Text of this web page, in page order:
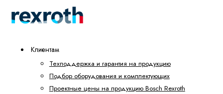
Клиентам
Техподдержка и гарантия на продукцию
Подбор оборудования и комплектующих
Проектные цены на продукцию Bosch Rexroth